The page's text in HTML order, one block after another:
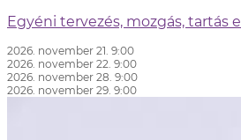
Egyéni tervezés, mozgás, tartás
2026. november 21. 9:00
2026. november 22. 9:00
2026. november 28. 9:00
2026. november 29. 9:00